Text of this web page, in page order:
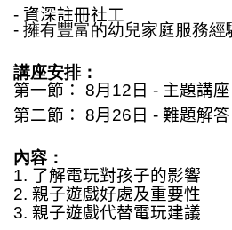
- 資深註冊社工
- 擁有豐富的幼兒家庭服務經
講座安排：
第一節： 8月 12 日 - 主題講座
第二節： 8月 26 日 - 難題解答
內容：
1. 了解電玩對孩子的影響
2. 親子遊戲好處及重要性
3. 親子遊戲代替電玩建議